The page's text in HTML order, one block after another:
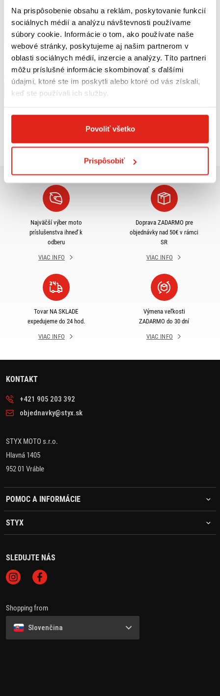
Na prispôsobenie obsahu a reklám, poskytovanie funkcií
sociálnych médií a analýzu návštevnosti používame
súbory cookie. Informácie o tom, ako používate naše
webové stránky, poskytujeme aj našim partnerom v
oblasti sociálnych médií, inzercie a analýzy. Títo partneri
môžu príslušné informácie skombinovať s ďalšími
údajmi, ktoré ste im poskytli alebo ktoré od vás získali,
keď ste používali ich služby.
Povoliť všetko
Prispôsobiť
SW MOTECH KRYTY RÚK KOBRA
Kúpiť
Pozreli ste3z3produktov
Najväčší výber moto
príslušenstva ihneď k
odberu
VIAC INFO
Doprava ZADARMO pre
objednávky nad 50€ v rámci
SR
VIAC INFO
Tovar NA SKLADE
expedujeme do 24 hod.
VIAC INFO
Výmena veľkosti
ZADARMO do 30 dní
VIAC INFO
KONTAKT
+421 905 203 392
objednavky@styx.sk
STYX MOTO s.r.o.
Hlavná 1405
952 01 Vráble
POMOC A INFORMÁCIE
STYX
SLEDUJTE NÁS
Shopping from
Slovenčina